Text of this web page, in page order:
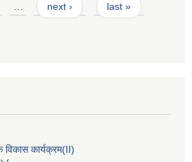
… next › last »
विकास कार्यक्रम(II)